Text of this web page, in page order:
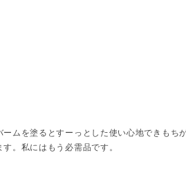
ムを塗るとすーっとした使い心地できも
。私にはもう必需品です。